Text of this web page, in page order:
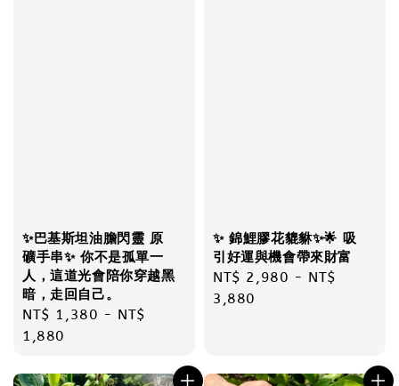
✨巴基斯坦油膽閃靈 原
礦手串✨ 你不是孤單一
人，這道光會陪你穿越黑
暗，走回自己。
Regular
price
NT$ 1,380 - NT$
1,880
✨ 錦鯉膠花貔貅✨🌟 吸
引好運與機會帶來財富
Regular
price
NT$ 2,980 - NT$
3,880